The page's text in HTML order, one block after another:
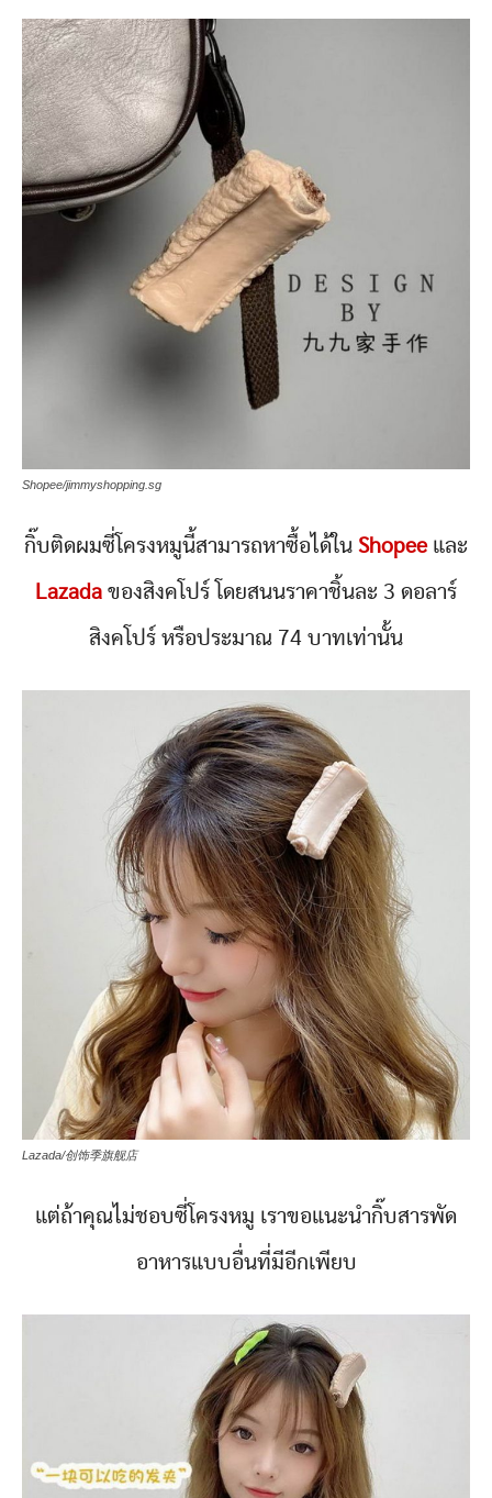
Shopee/jimmyshopping.sg
กิ๊บติดผมซี่โครงหมูนี้สามารถหาซื้อได้ใน Shopeeและ
Lazada ของสิงคโปร์ โดยสนนราคาชิ้นละ 3 ดอลาร์
สิงคโปร์ หรือประมาณ 74 บาทเท่านั้น
Lazada/创饰季旗舰店
แต่ถ้าคุณไม่ชอบซี่โครงหมู เราขอแนะนำกิ๊บสารพัด
อาหารแบบอื่นที่มีอีกเพียบ